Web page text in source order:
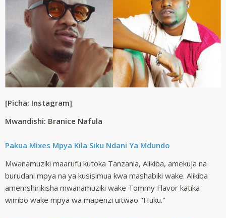
[Picha: Instagram]
Mwandishi: Branice Nafula
Pakua Mixes Mpya Kila Siku Ndani Ya Mdundo
Mwanamuziki maarufu kutoka Tanzania, Alikiba, amekuja na
burudani mpya na ya kusisimua kwa mashabiki wake. Alikiba
amemshirikisha mwanamuziki wake Tommy Flavor katika
wimbo wake mpya wa mapenzi uitwao "Huku."